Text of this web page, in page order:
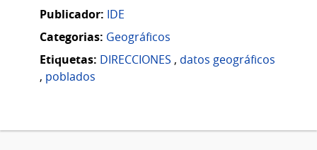
Publicador: IDE
Categorias: Geográficos
Etiquetas: DIRECCIONES , datos geográficos
, poblados